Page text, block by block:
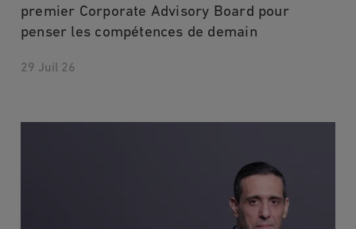
premier Corporate Advisory Board pour
penser les compétences de demain
29 Juil 26